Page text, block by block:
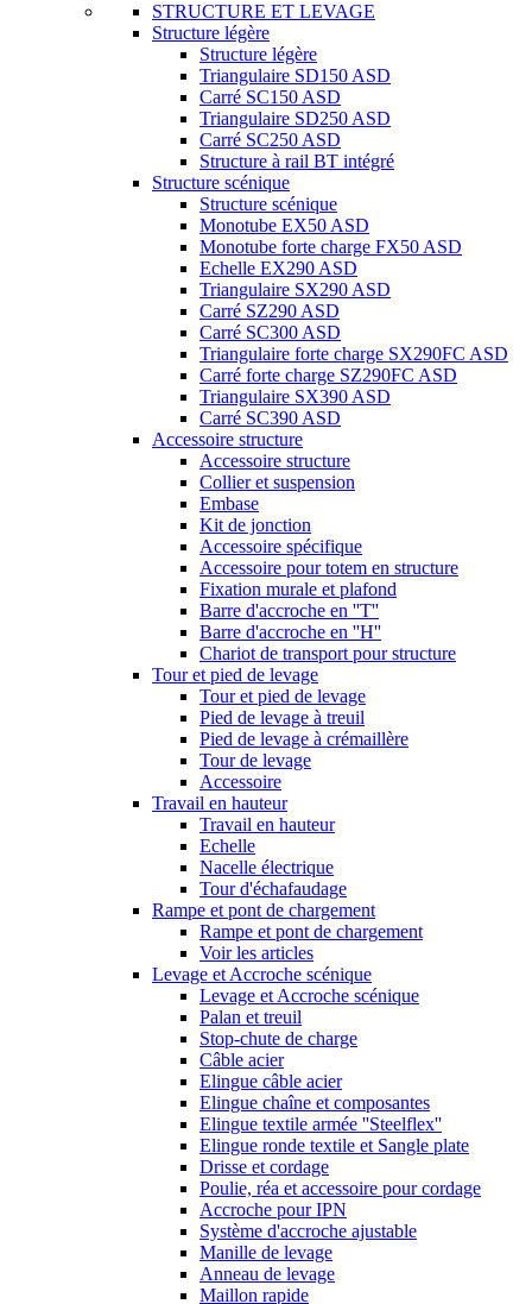
STRUCTURE ET LEVAGE
Structure légère
Structure légère
Triangulaire SD150 ASD
Carré SC150 ASD
Triangulaire SD250 ASD
Carré SC250 ASD
Structure à rail BT intégré
Structure scénique
Structure scénique
Monotube EX50 ASD
Monotube forte charge FX50 ASD
Echelle EX290 ASD
Triangulaire SX290 ASD
Carré SZ290 ASD
Carré SC300 ASD
Triangulaire forte charge SX290FC ASD
Carré forte charge SZ290FC ASD
Triangulaire SX390 ASD
Carré SC390 ASD
Accessoire structure
Accessoire structure
Collier et suspension
Embase
Kit de jonction
Accessoire spécifique
Accessoire pour totem en structure
Fixation murale et plafond
Barre d'accroche en ''T''
Barre d'accroche en ''H''
Chariot de transport pour structure
Tour et pied de levage
Tour et pied de levage
Pied de levage à treuil
Pied de levage à crémaillère
Tour de levage
Accessoire
Travail en hauteur
Travail en hauteur
Echelle
Nacelle électrique
Tour d'échafaudage
Rampe et pont de chargement
Rampe et pont de chargement
Voir les articles
Levage et Accroche scénique
Levage et Accroche scénique
Palan et treuil
Stop-chute de charge
Câble acier
Elingue câble acier
Elingue chaîne et composantes
Elingue textile armée ''Steelflex''
Elingue ronde textile et Sangle plate
Drisse et cordage
Poulie, réa et accessoire pour cordage
Accroche pour IPN
Système d'accroche ajustable
Manille de levage
Anneau de levage
Maillon rapide